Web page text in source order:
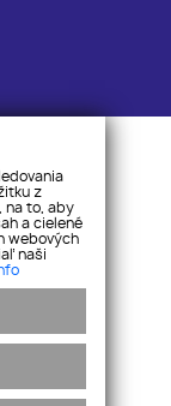
z
na to, aby
a cielené
webových
naši